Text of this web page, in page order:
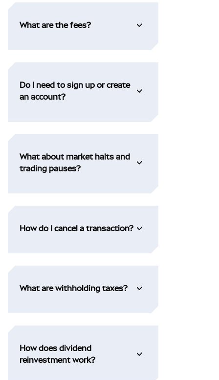
What are the fees?
Do I need to sign up or create
an account?
What about market halts and
trading pauses?
How do I cancel a transaction?
What are withholding taxes?
How does dividend
reinvestment work?